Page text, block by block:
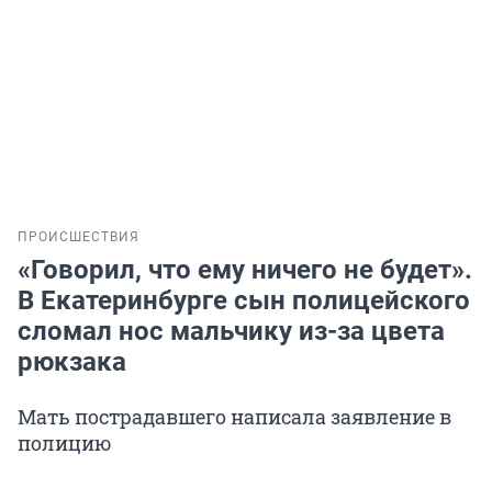
ПРОИСШЕСТВИЯ
«Говорил, что ему ничего не будет».
В Екатеринбурге сын полицейского
сломал нос мальчику из-за цвета
рюкзака
Мать пострадавшего написала заявление в
полицию